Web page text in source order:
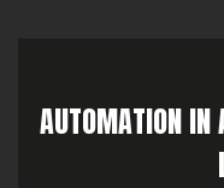
AUTOMATION